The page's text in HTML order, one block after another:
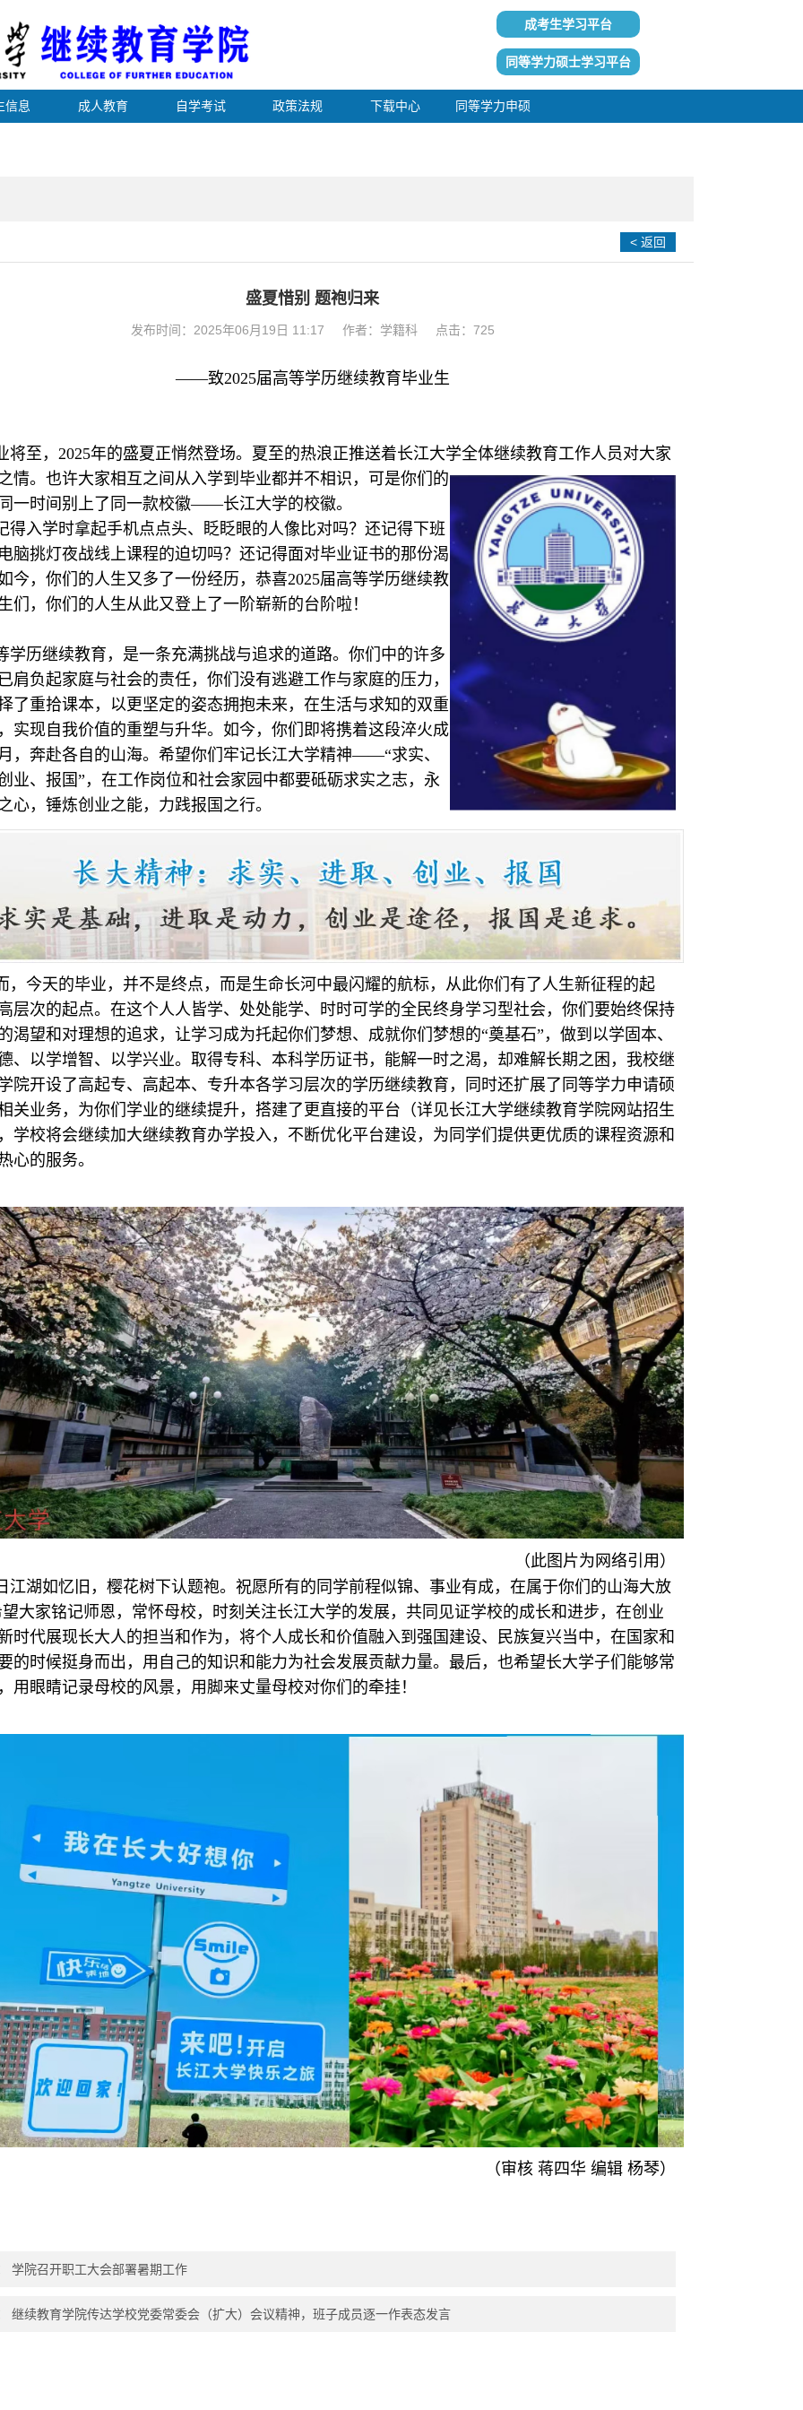
成考生学习平台
同等学力硕士学习平台
信息 成人教育 自学考试 政策法规 下载中心 同等学力申硕
< 返回
盛夏惜别 题袍归来
发布时间：2025年06月19日 11:17 作者：学籍科 点击： 725
——致2025届高等学历继续教育毕业生
将至，2025年的盛夏正悄然登场。夏至的热浪正推送着长江大学全体继续教育工作人员对大家
情。也许大家相互之间从入学到毕业都并不相识，可是你们的
一时间别上了同一款校徽——长江大学的校徽。
得入学时拿起手机点点头、眨眨眼的人像比对吗？还记得下班
脑挑灯夜战线上课程的迫切吗？还记得面对毕业证书的那份渴
今，你们的人生又多了一份经历，恭喜2025届高等学历继续教
们，你们的人生从此又登上了一阶崭新的台阶啦！
学历继续教育，是一条充满挑战与追求的道路。你们中的许多
肩负起家庭与社会的责任，你们没有逃避工作与家庭的压力，
了重拾课本，以更坚定的姿态拥抱未来，在生活与求知的双重
实现自我价值的重塑与升华。如今，你们即将携着这段淬火成
，奔赴各自的山海。希望你们牢记长江大学精神——“求实、
业、报国”，在工作岗位和社会家园中都要砥砺求实之志，永
心，锤炼创业之能，力践报国之行。
，今天的毕业，并不是终点，而是生命长河中最闪耀的航标，从此你们有了人生新征程的起
层次的起点。在这个人人皆学、处处能学、时时可学的全民终身学习型社会，你们要始终保持
渴望和对理想的追求，让学习成为托起你们梦想、成就你们梦想的“奠基石”，做到以学固本、
、以学增智、以学兴业。取得专科、本科学历证书，能解一时之渴，却难解长期之困，我校继
院开设了高起专、高起本、专升本各学习层次的学历继续教育，同时还扩展了同等学力申请硕
关业务，为你们学业的继续提升，搭建了更直接的平台（详见长江大学继续教育学院网站招生
学校将会继续加大继续教育办学投入，不断优化平台建设，为同学们提供更优质的课程资源和
心的服务。
（此图片为网络引用）
江湖如忆旧，樱花树下认题袍。祝愿所有的同学前程似锦、事业有成，在属于你们的山海大放
大家铭记师恩，常怀母校，时刻关注长江大学的发展，共同见证学校的成长和进步，在创业
时代展现长大人的担当和作为，将个人成长和价值融入到强国建设、民族复兴当中，在国家和
的时候挺身而出，用自己的知识和能力为社会发展贡献力量。最后，也希望长大学子们能够常
用眼睛记录母校的风景，用脚来丈量母校对你们的牵挂！
（审核 蒋四华 编辑 杨琴）
学院召开职工大会部署暑期工作
继续教育学院传达学校党委常委会（扩大）会议精神，班子成员逐一作表态发言